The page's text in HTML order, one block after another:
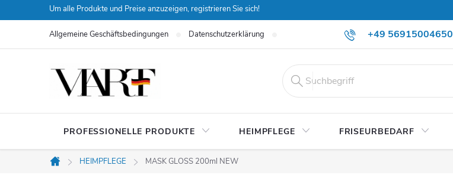
Inhalt
Um alle Produkte und Preise anzuzeigen, registrieren Sie sich!
+49 56915004650
Allgemeine Geschäftsbedingungen Datenschutzerklärung Versand & Zahlung Widerruf & Rückgabe
PROFESSIONELLE PRODUKTE HEIMPFLEGE FRISEURBEDARF
Startseite
HEIMPFLEGE MASK GLOSS 200ml NEW